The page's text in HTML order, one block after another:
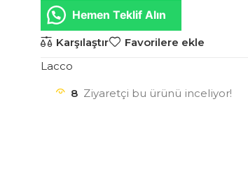
Hemen Teklif Alın
Karşılaştır Favorilere ekle
Lacco
8 Ziyaretçi bu ürünü inceliyor!